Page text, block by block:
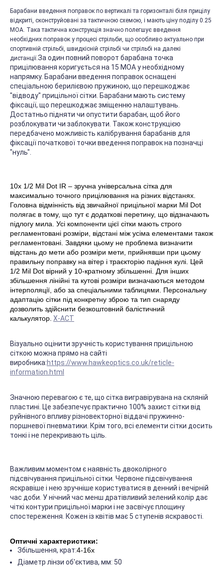
Барабани введення поправок по вертикалі та горизонталі біля прицілу
відкриті, сконструйовані за тактичною схемою, і мають ціну поділу 0.25
МОА. Така тактична конструкція значно полегшує введення
необхідних поправок у процесі стрільби, що особливо актуально при
спортивній стрільбі, швидкісній стрільбі чи стрільбі на далекі
дистанції.За один повний поворот барабана точка
прицілювання коригується на 15 МОА у необхідному
напрямку. Барабани введення поправок оснащені
спеціальною берилієвою пружиною, що перешкоджає
"відводу" прицільної сітки. Барабани мають систему
фіксації, що перешкоджає зміщенню налаштувань.
Достатньо підняти чи опустити барабан, щоб його
розблокувати чи заблокувати. Також конструкцією
передбачено можливість калібрування барабанів для
фіксації початкової точки введення поправок на позначці
"нуль".
10х 1/2 Mil Dot IR – зручна універсальна сітка для
максимально точного прицілювання на різних відстанях.
Головна відмінність від звичайної прицільної марки Mil Dot
полягає в тому, що тут є додаткові перетину, що відзначають
підлогу мила. Усі компоненти цієї сітки мають строго
регламентовані розміри, відстані між усіма елементами також
регламентовані. Завдяки цьому не проблема визначити
відстань до мети або розміри мети, прийнявши при цьому
правильну поправку на вітер і траєкторію падіння кулі. Цей
1/2 Mil Dot вірний у 10-кратному збільшенні. Для інших
збільшення лінійні та кутові розміри визначаються методом
інтерполяції, або за спеціальними таблицями. Персональну
адаптацію сітки під конкретну зброю та тип снаряду
дозволить здійснити безкоштовний балістичний
калькулятор. X-ACT
Візуально оцінити зручність користування прицільною
сіткою можна прямо на сайті
виробника:https://www.hawkeoptics.co.uk/reticle-
information.html
Значною перевагою є те, що сітка вигравірувана на скляній
пластині. Це забезпечує практично 100% захист сітки від
руйнівного впливу різновекторної віддачі пружинно-
поршневої пневматики. Крім того, всі елементи сітки досить
тонкі і не перекривають ціль.
Важливим моментом є наявність двоколірного
підсвічування прицільної сітки. Червоне підсвічування
яскравіше і нею зручніше користуватися в денний і вечірній
час доби. У нічний час менш дратівливий зелений колір дає
чіткі контури прицільної марки і не засвічує площину
спостереження. Кожен із квітів має 5 ступенів яскравості.
Оптичні характеристики:
Збільшення, крат:4-16x
Діаметр лінзи об'єктива, мм: 50